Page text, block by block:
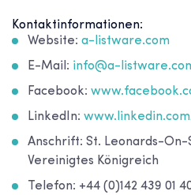
Kontaktinformationen:
Website: a-listware.com
E-Mail: info@a-
Facebook:
LinkedIn:
Anschrift: St. Leonards-On-
Vereinigtes Königreich
Telefon: +44 (0)142 439 01